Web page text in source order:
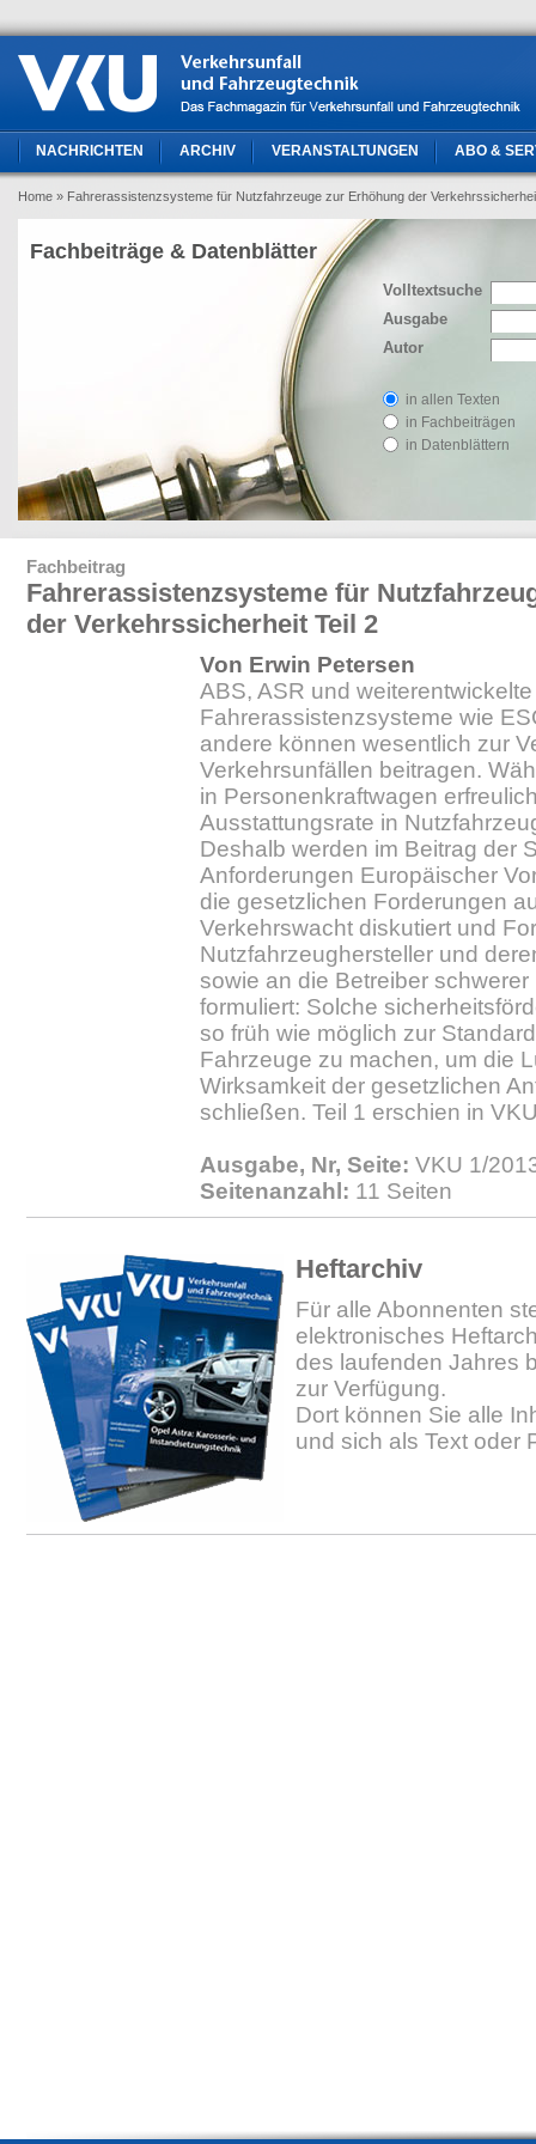
NACHRICHTEN ARCHIV VERANSTALTUNGEN ABO &
Home » Fahrerassistenzsysteme für Nutzfahrzeuge zur Erhöhung der
Volltextsuche
Ausgabe
Autor
in allen Texten
in Fachbeiträgen
in Datenblättern
Fachbeiträge & Datenblätter
Fachbeitrag
Fahrerassistenzsysteme für
der Verkehrssicherheit Teil 2
Von Erwin Petersen
ABS, ASR und weiterentwickelte
Fahrerassistenzsysteme wie
andere können wesentlich zur
Verkehrsunfällen beitragen.
in Personenkraftwagen
Ausstattungsrate in
Deshalb werden im Beitrag der
Anforderungen Europäischer
die gesetzlichen Forderungen
Verkehrswacht diskutiert und
Nutzfahrzeughersteller und
sowie an die Betreiber
formuliert: Solche
so früh wie möglich zur
Fahrzeuge zu machen, um die
Wirksamkeit der gesetzlichen
schließen. Teil 1 erschien in
Ausgabe, Nr, Seite: VKU 1/
Seitenanzahl: 11 Seiten
Heftarchiv
Für alle Abonnenten
elektronisches
des laufenden Jahres
zur Verfügung.
Dort können Sie alle
und sich als Text oder